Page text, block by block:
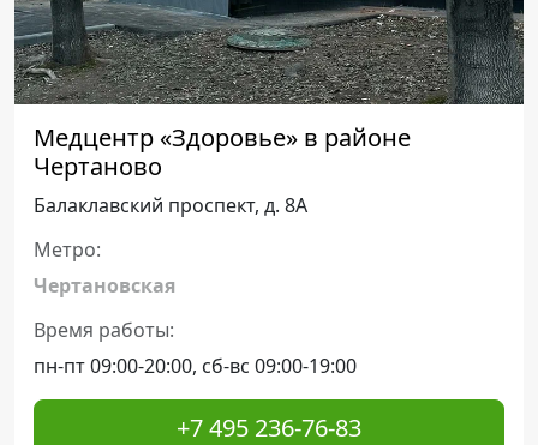
Медцентр «Здоровье» в районе
Чертаново
Балаклавский проспект, д. 8А
Метро:
Чертановская
Время работы:
пн-пт 09:00-20:00, сб-вс 09:00-19:00
+7 495 236-76-83